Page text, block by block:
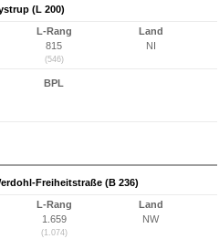
(L 200)
L-Rang
815
(546)
Land
NI
BPL
Freiheitstraße (B 236)
L-Rang
1.659
(1.074)
Land
NW